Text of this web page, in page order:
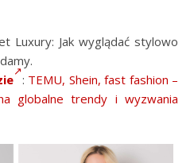
Luxury: Jak wyglądać stylowo
: TEMU, Shein, fast fashion –
globalne trendy i wyzwania